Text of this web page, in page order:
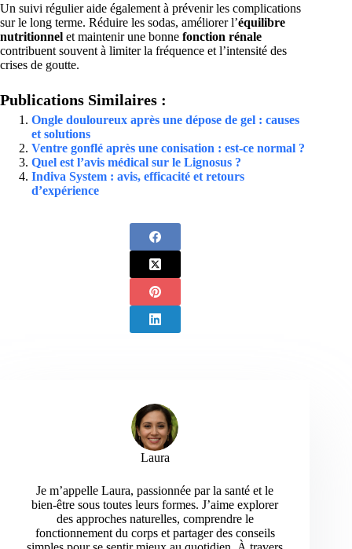
Un suivi régulier aide également à prévenir les complications
sur le long terme. Réduire les sodas, améliorer l’équilibre
nutritionnel et maintenir une bonne fonction rénale
contribuent souvent à limiter la fréquence et l’intensité des
crises de goutte.
Publications Similaires :
Ongle douloureux après une dépose de gel : causes
et solutions
Ventre gonflé après une conisation : est-ce normal ?
Quel est l’avis médical sur le Lignosus ?
Indiva System : avis, efficacité et retours
d’expérience
Laura
Je m’appelle Laura, passionnée par la santé et le
bien-être sous toutes leurs formes. J’aime explorer
des approches naturelles, comprendre le
fonctionnement du corps et partager des conseils